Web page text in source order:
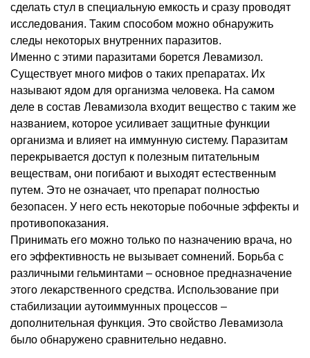
сделать стул в специальную емкость и сразу проводят
исследования. Таким способом можно обнаружить
следы некоторых внутренних паразитов.
Именно с этими паразитами борется Левамизол.
Существует много мифов о таких препаратах. Их
называют ядом для организма человека. На самом
деле в состав Левамизола входит вещество с таким же
названием, которое усиливает защитные функции
организма и влияет на иммунную систему. Паразитам
перекрывается доступ к полезным питательным
веществам, они погибают и выходят естественным
путем. Это не означает, что препарат полностью
безопасен. У него есть некоторые побочные эффекты и
противопоказания.
Принимать его можно только по назначению врача, но
его эффективность не вызывает сомнений. Борьба с
различными гельминтами – основное предназначение
этого лекарственного средства. Использование при
стабилизации аутоиммунных процессов –
дополнительная функция. Это свойство Левамизола
было обнаружено сравнительно недавно.